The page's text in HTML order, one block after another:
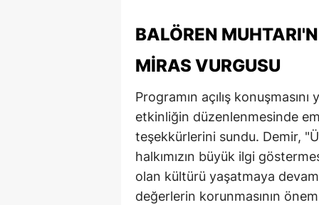
BALÖREN
MIRAS VURGUSU
Programın açılış
etkinliğin düzenlenmesinde
teşekkürlerini sundu. Demir,
halkımızın büyük ilgi
olan kültürü yaşatmaya
değerlerin korunmasının